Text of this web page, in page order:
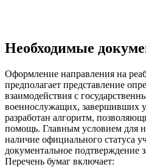
Необходимые
Оформление направления на
предполагает представление
взаимодействия с
военнослужащих, завершивших
разработан алгоритм,
помощь. Главным условием для
наличие официального статуса
документальное подтверждение
Перечень бумаг включает: